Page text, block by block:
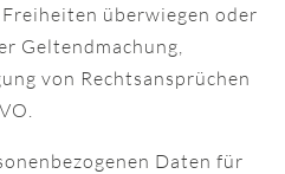
überwiegen oder
Geltendmachung,
von Rechtsansprüchen
Daten für